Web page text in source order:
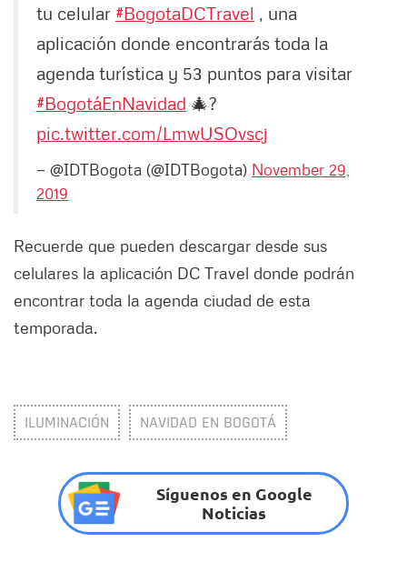
tu celular #BogotaDCTravel , una
aplicación donde encontrarás toda la
agenda turística y 53 puntos para visitar
#BogotáEnNavidad 🎄?
pic.twitter.com/LmwUSOvscj
— @IDTBogota (@IDTBogota) November 29,
2019
Recuerde que pueden descargar desde sus
celulares la aplicación DC Travel donde podrán
encontrar toda la agenda ciudad de esta
temporada.
ILUMINACIÓN NAVIDAD EN BOGOTÁ
Síguenos en Google
Noticias